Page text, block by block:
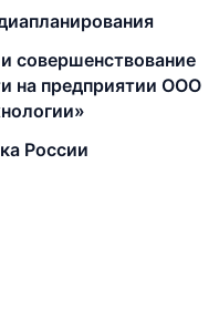
совершенствование
на предприятии ООО
России